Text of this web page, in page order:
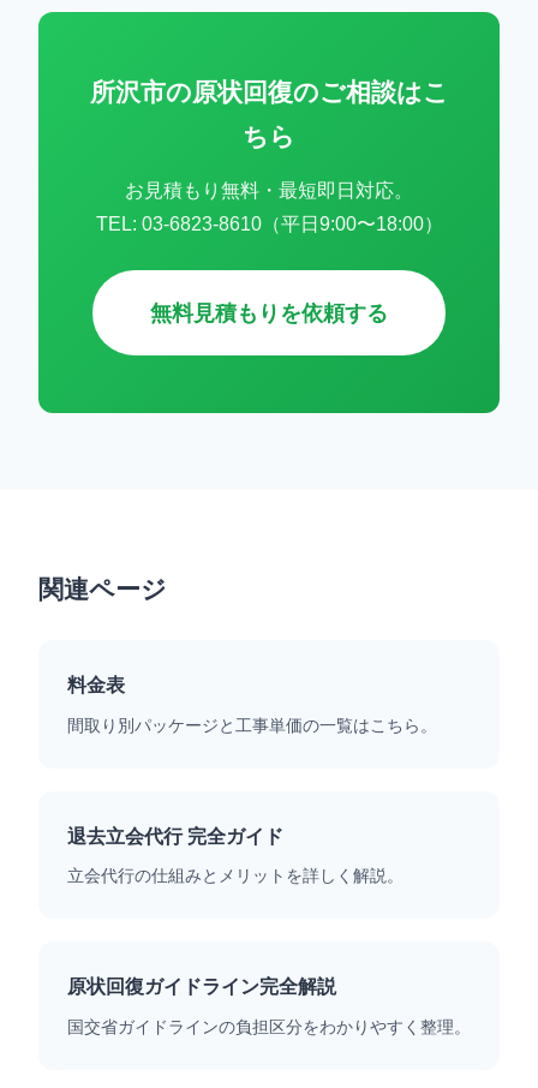
所沢市の原状回復のご相談はこ
ちら
お見積もり無料・最短即日対応。
TEL: 03-6823-8610（平日9:00〜18:00）
無料見積もりを依頼する
関連ページ
料金表
間取り別パッケージと工事単価の一覧はこちら。
退去立会代行 完全ガイド
立会代行の仕組みとメリットを詳しく解説。
原状回復ガイドライン完全解説
国交省ガイドラインの負担区分をわかりやすく整理。